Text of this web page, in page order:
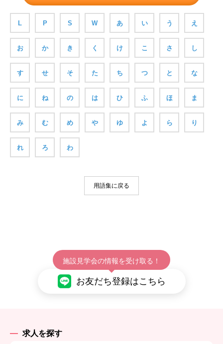
L P S W あ い う え
お か き く け こ さ し
す せ そ た ち つ と な
に ね の は ひ ふ ほ ま
み む め や ゆ よ ら り
れ ろ わ
用語集に戻る
施設見学会の情報を受け取る！
お友だち登録はこちら
求人を探す